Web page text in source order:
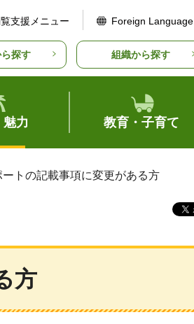
支援メニュー Foreign Language
ら探す 組織から探す
力 教育・子育て
ートの記載事項に変更がある方
方